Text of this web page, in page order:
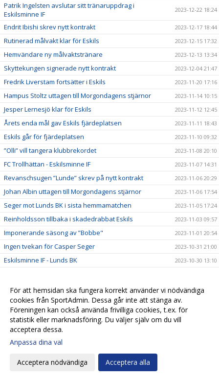
Patrik Ingelsten avslutar sitt tränaruppdrag i
Eskilsminne IF
2023-12-22 18:24
Endrit Ibishi skrev nytt kontrakt 2023-12-17 18:44
Rutinerad målvakt klar för Eskils 2023-12-15 17:32
Hemvändare ny målvaktstränare 2023-12-13 13:34
Skyttekungen signerade nytt kontrakt 2023-12-04 21:47
Fredrik Liverstam fortsätter i Eskils 2023-11-20 17:16
Hampus Stoltz uttagen till Morgondagens stjärnor 2023-11-14 10:15
Jesper Lernesjö klar för Eskils 2023-11-12 12:45
Årets enda mål gav Eskils fjärdeplatsen 2023-11-11 18:43
Eskils går för fjärdeplatsen 2023-11-10 09:32
”Olli” vill tangera klubbrekordet 2023-11-08 20:10
FC Trollhättan - Eskilsminne IF 2023-11-07 14:31
Revanschsugen ”Lunde” skrev på nytt kontrakt 2023-11-06 20:29
Johan Albin uttagen till Morgondagens stjärnor 2023-11-06 17:54
Seger mot Lunds BK i sista hemmamatchen 2023-11-05 17:24
Reinholdsson tillbaka i skadedrabbat Eskils 2023-11-03 09:57
Imponerande säsong av ”Bobbe" 2023-11-01 20:54
Ingen tvekan för Casper Seger 2023-10-31 21:00
Eskilsminne IF - Lunds BK 2023-10-30 13:10
Lagkaptenen signerade nytt kontrakt 2023-10-28 20:26
Omtumlande tid för Lucas Ohlander 2023-10-27 12:05
Eskilscoachen: ”Hoppas räta ut frågetecken" 2023-10-26 22:58
Josef Getachew fortsätter i Eskils
Falkenbergs FF - Eskilsminne IF
Eskilscoachen varnar för Ahlafors motivation
För att hemsidan ska fungera korrekt använder vi nödvändiga
cookies från SportAdmin. Dessa går inte att stänga av.
Föreningen kan också använda frivilliga cookies, t.ex. för
statistik eller marknadsföring. Du väljer själv om du vill
acceptera dessa.
Anpassa dina val
Acceptera nödvändiga Acceptera alla